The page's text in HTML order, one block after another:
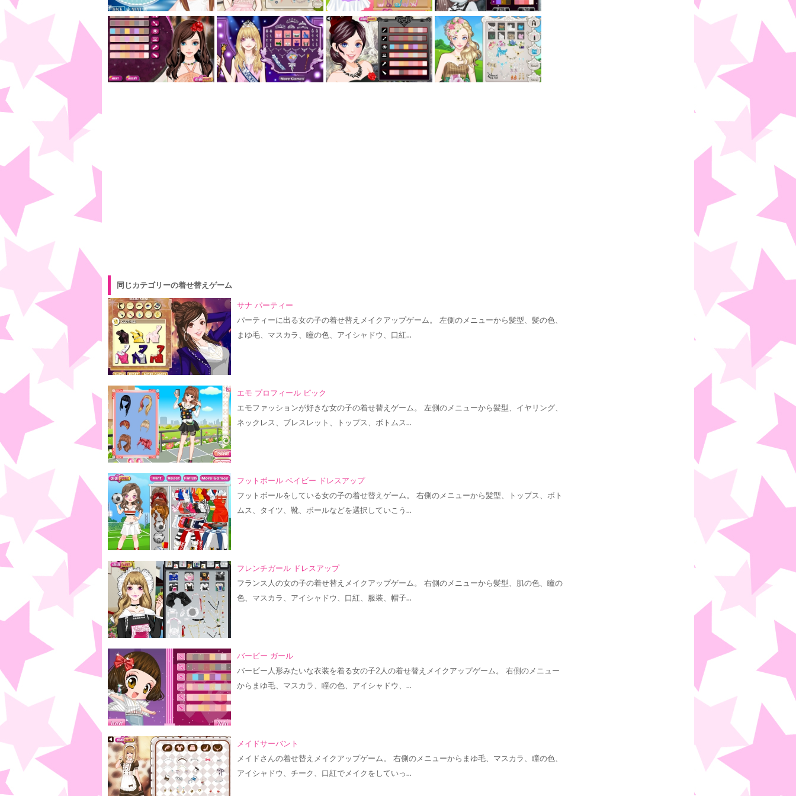
同じカテゴリーの着せ替えゲーム
サナ パーティー
パーティーに出る女の子の着せ替えメイクアップゲーム。 左側のメニューから髪型、髪の色、
まゆ毛、マスカラ、瞳の色、アイシャドウ、口紅…
エモ プロフィール ピック
エモファッションが好きな女の子の着せ替えゲーム。 左側のメニューから髪型、イヤリング、
ネックレス、ブレスレット、トップス、ボトムス…
フットボール ベイビー ドレスアップ
フットボールをしている女の子の着せ替えゲーム。 右側のメニューから髪型、トップス、ボト
ムス、タイツ、靴、ボールなどを選択していこう…
フレンチガール ドレスアップ
フランス人の女の子の着せ替えメイクアップゲーム。 右側のメニューから髪型、肌の色、瞳の
色、マスカラ、アイシャドウ、口紅、服装、帽子…
バービー ガール
バービー人形みたいな衣装を着る女の子2人の着せ替えメイクアップゲーム。 右側のメニュー
からまゆ毛、マスカラ、瞳の色、アイシャドウ、…
メイドサーバント
メイドさんの着せ替えメイクアップゲーム。 右側のメニューからまゆ毛、マスカラ、瞳の色、
アイシャドウ、チーク、口紅でメイクをしていっ…